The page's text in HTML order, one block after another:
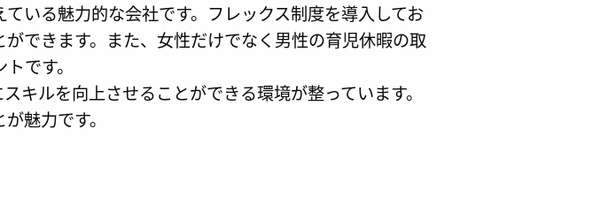
いる魅力的な会社です。フレックス制度を導入してお
できます。また、女性だけでなく男性の育児休暇の取
です。
キルを向上させることができる環境が整っています。
魅力です。